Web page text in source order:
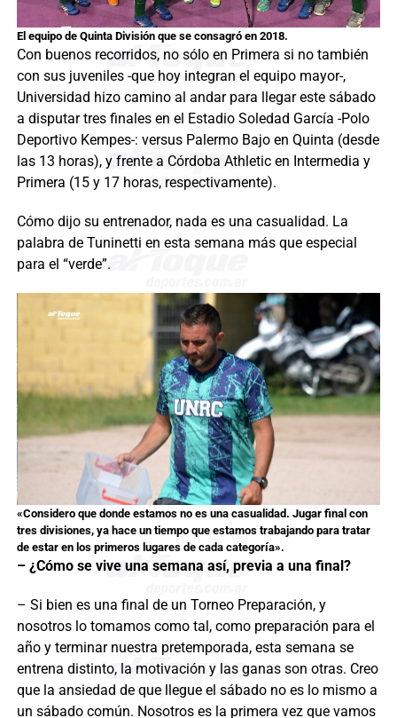
El equipo de Quinta División que se consagró en 2018.
Con buenos recorridos, no sólo en Primera si no también
con sus juveniles -que hoy integran el equipo mayor-,
Universidad hizo camino al andar para llegar este sábado
a disputar tres finales en el Estadio Soledad García -Polo
Deportivo Kempes-: versus Palermo Bajo en Quinta (desde
las 13 horas), y frente a Córdoba Athletic en Intermedia y
Primera (15 y 17 horas, respectivamente).
Cómo dijo su entrenador, nada es una casualidad. La
palabra de Tuninetti en esta semana más que especial
para el “verde”.
«Considero que donde estamos no es una casualidad. Jugar final con
tres divisiones, ya hace un tiempo que estamos trabajando para tratar
de estar en los primeros lugares de cada categoría».
– ¿Cómo se vive una semana así, previa a una final?
– Si bien es una final de un Torneo Preparación, y
nosotros lo tomamos como tal, como preparación para el
año y terminar nuestra pretemporada, esta semana se
entrena distinto, la motivación y las ganas son otras. Creo
que la ansiedad de que llegue el sábado no es lo mismo a
un sábado común. Nosotros es la primera vez que vamos